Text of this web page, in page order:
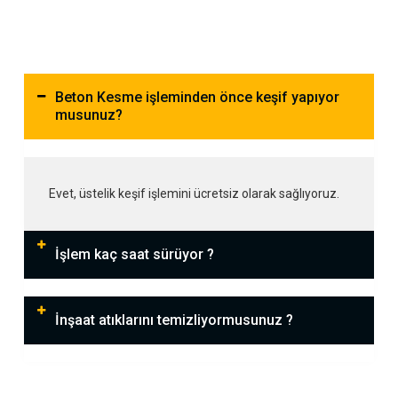
Beton Kesme işleminden önce keşif yapıyor
musunuz?
Evet, üstelik keşif işlemini ücretsiz olarak sağlıyoruz.
İşlem kaç saat sürüyor ?
İnşaat atıklarını temizliyormusunuz ?